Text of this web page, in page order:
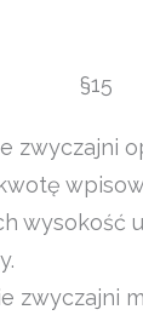
§15
zwyczajni
wysokość
zwyczajni